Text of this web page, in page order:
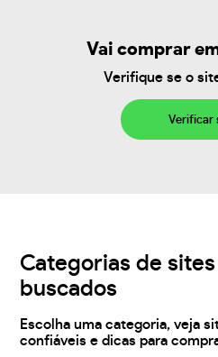
Vai comprar
Verifique se o
Verificar
Categorias de
buscados
Escolha uma categoria, veja
confiáveis e dicas para